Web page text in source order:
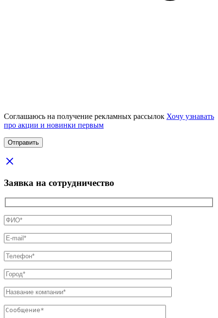
Соглашаюсь на получение рекламных рассылок Хочу узнавать
про акции и новинки первым
Заявка на сотрудничество